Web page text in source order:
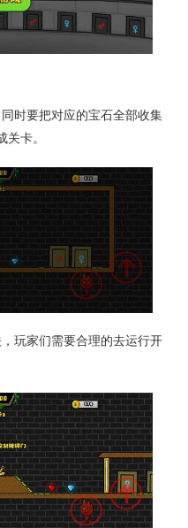
时要把对应的宝石全部收集
卡。
玩家们需要合理的去运行开